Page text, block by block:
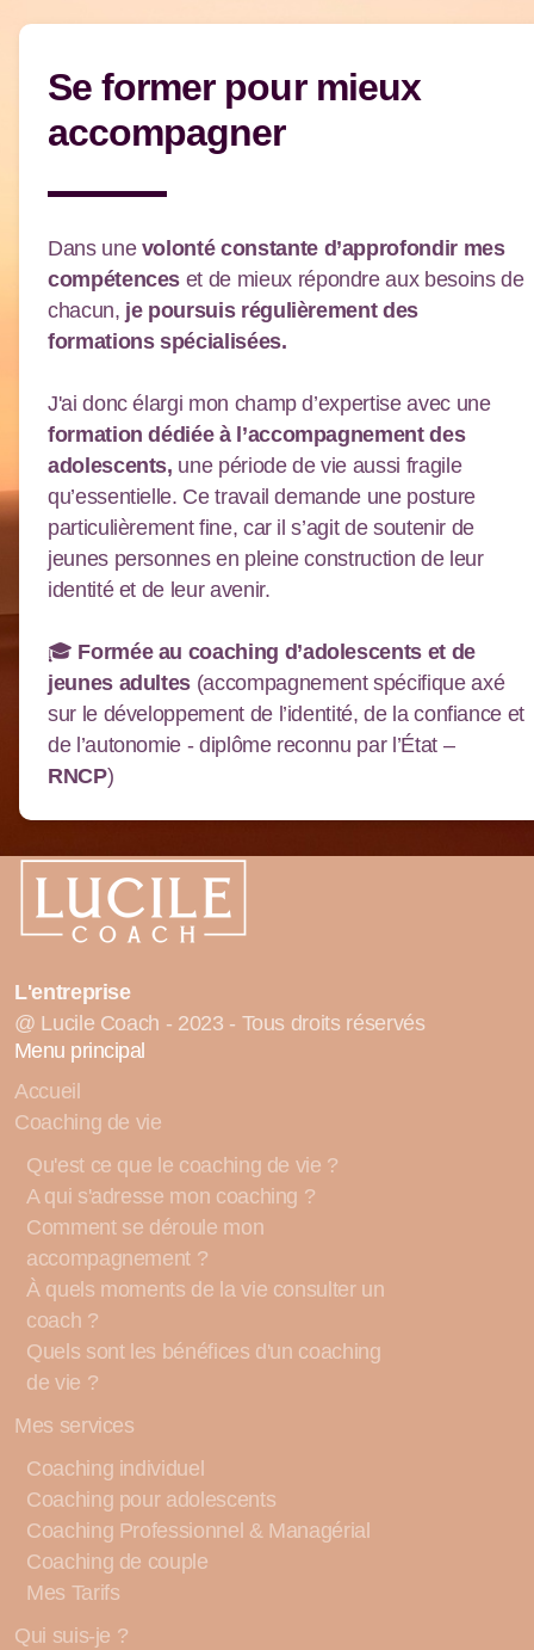
Se former pour mieux
accompagner
Dans une volonté constante d’approfondir mes
compétences et de mieux répondre aux besoins de
chacun, je poursuis régulièrement des
formations spécialisées.
J'ai donc élargi mon champ d’expertise avec une
formation dédiée à l’accompagnement des
adolescents, une période de vie aussi fragile
qu’essentielle. Ce travail demande une posture
particulièrement fine, car il s’agit de soutenir de
jeunes personnes en pleine construction de leur
identité et de leur avenir.
🎓 Formée au coaching d’adolescents et de
jeunes adultes (accompagnement spécifique axé
sur le développement de l’identité, de la confiance et
de l’autonomie - diplôme reconnu par l’État –
RNCP)
L'entreprise
@ Lucile Coach - 2023 - Tous droits réservés
Menu principal
Accueil
Coaching de vie
Qu'est ce que le coaching de vie ?
A qui s'adresse mon coaching ?
Comment se déroule mon
accompagnement ?
À quels moments de la vie consulter un
coach ?
Quels sont les bénéfices d'un coaching
de vie ?
Mes services
Coaching individuel
Coaching pour adolescents
Coaching Professionnel & Managérial
Coaching de couple
Mes Tarifs
Qui suis-je ?